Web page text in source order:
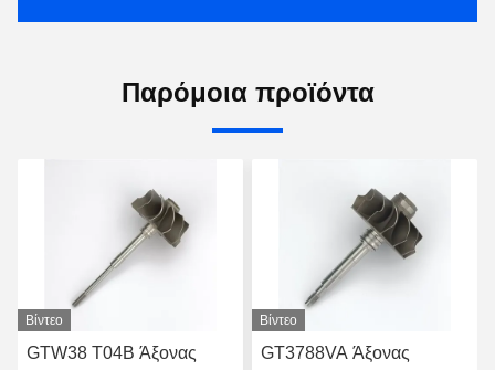
Παρόμοια προϊόντα
Βίντεο
GTW38 T04B Άξονας
Βίντεο
GT3788VA Άξονας